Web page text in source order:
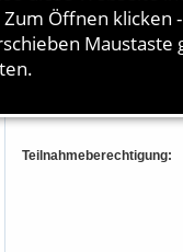
Teilnahmeberechtigung: